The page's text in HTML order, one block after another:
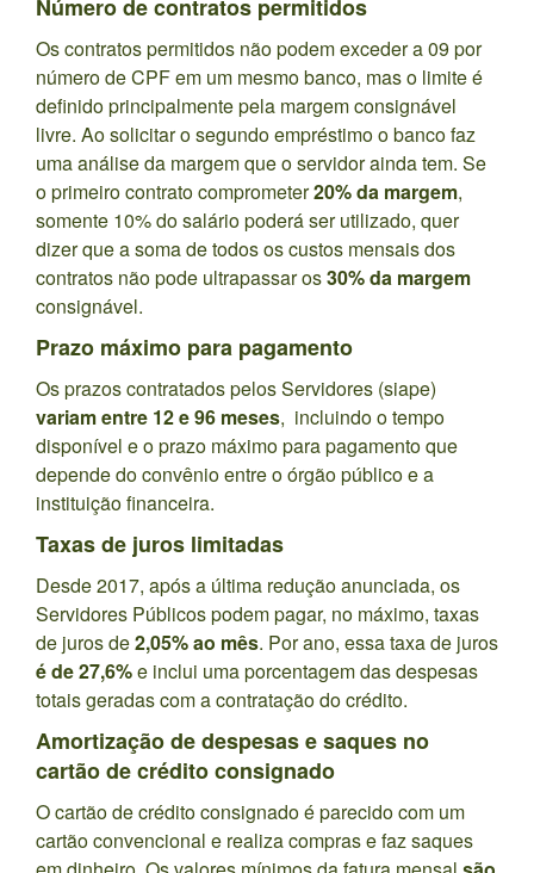
Número de contratos permitidos
Os contratos permitidos não podem exceder a 09 por
número de CPF em um mesmo banco, mas o limite é
definido principalmente pela margem consignável
livre. Ao solicitar o segundo empréstimo o banco faz
uma análise da margem que o servidor ainda tem. Se
o primeiro contrato comprometer20% da margem,
somente 10% do salário poderá ser utilizado, quer
dizer que a soma de todos os custos mensais dos
contratos não pode ultrapassar os30% da margem
consignável.
Prazo máximo para pagamento
Os prazos contratados pelos Servidores (siape)
variam entre 12 e 96 meses, incluindo o tempo
disponível e o prazo máximo para pagamento que
depende do convênio entre o órgão público e a
instituição financeira.
Taxas de juros limitadas
Desde 2017, após a última redução anunciada, os
Servidores Públicos podem pagar, no máximo, taxas
de juros de2,05% ao mês. Por ano, essa taxa de juros
é de 27,6%e inclui uma porcentagem das despesas
totais geradas com a contratação do crédito.
Amortização de despesas e saques no
cartão de crédito consignado
O cartão de crédito consignado é parecido com um
cartão convencional e realiza compras e faz saques